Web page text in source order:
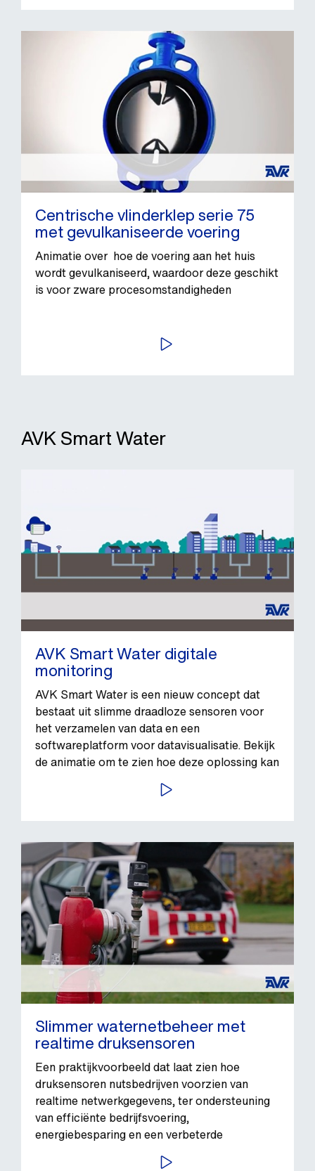
Centrische vlinderklep serie 75
met gevulkaniseerde voering
Animatie over hoe de voering aan het huis
wordt gevulkaniseerd, waardoor deze geschikt
is voor zware procesomstandigheden
BEKIJK VIDEO
AVK Smart Water
AVK Smart Water digitale
monitoring
AVK Smart Water is een nieuw concept dat
bestaat uit slimme draadloze sensoren voor
het verzamelen van data en een
softwareplatform voor datavisualisatie. Bekijk
de animatie om te zien hoe deze oplossing kan
bijdragen aan meer efficiëntie, beter inzicht in
de status/conditie van het distributienetwerk
BEKIJK VIDEO
Slimmer waternetbeheer met
realtime druksensoren
Een praktijkvoorbeeld dat laat zien hoe
druksensoren nutsbedrijven voorzien van
realtime netwerkgegevens, ter ondersteuning
van efficiënte bedrijfsvoering,
energiebesparing en een verbeterde
betrouwbaarheid van de watervoorziening.
BEKIJK VIDEO